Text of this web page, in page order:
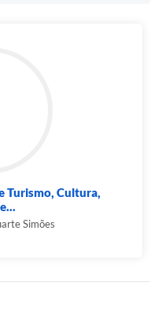
Turismo, Cultura,
Simões